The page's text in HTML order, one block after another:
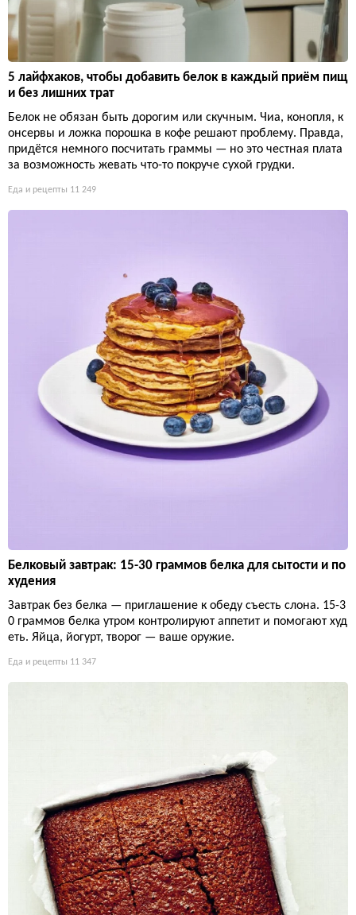
5 лайфхаков, чтобы добавить белок в каждый приём пищ
и без лишних трат
Белок не обязан быть дорогим или скучным. Чиа, конопля, к
онсервы и ложка порошка в кофе решают проблему. Правда,
придётся немного посчитать граммы — но это честная плата
за возможность жевать что-то покруче сухой грудки.
Еда и рецепты 11 249
Белковый завтрак: 15-30 граммов белка для сытости и по
худения
Завтрак без белка — приглашение к обеду съесть слона. 15-3
0 граммов белка утром контролируют аппетит и помогают худ
еть. Яйца, йогурт, творог — ваше оружие.
Еда и рецепты 11 347